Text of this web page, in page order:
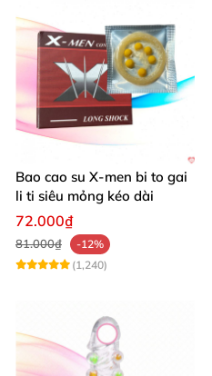
Bao cao su X-men bi to gai
li ti siêu mỏng kéo dài
72.000₫
81.000₫
-12%
(1,240)